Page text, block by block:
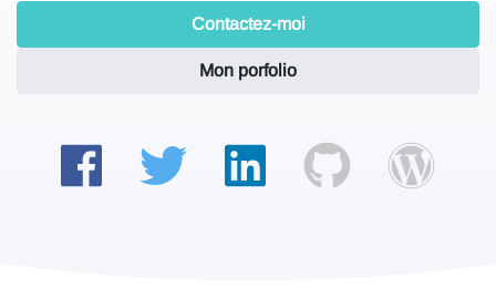
Contactez-moi
Mon porfolio